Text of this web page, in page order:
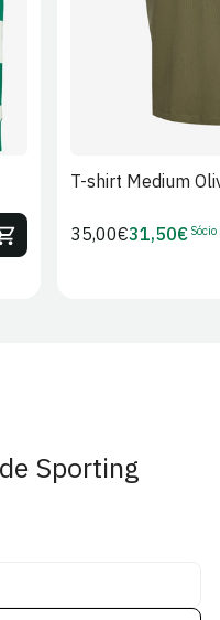
T-shirt Medium
Preço
35,00€Preço
31,50€ Sócio
Sporting